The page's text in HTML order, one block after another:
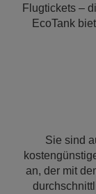
Flugtickets –
EcoTank
Sie sind
an, der mit